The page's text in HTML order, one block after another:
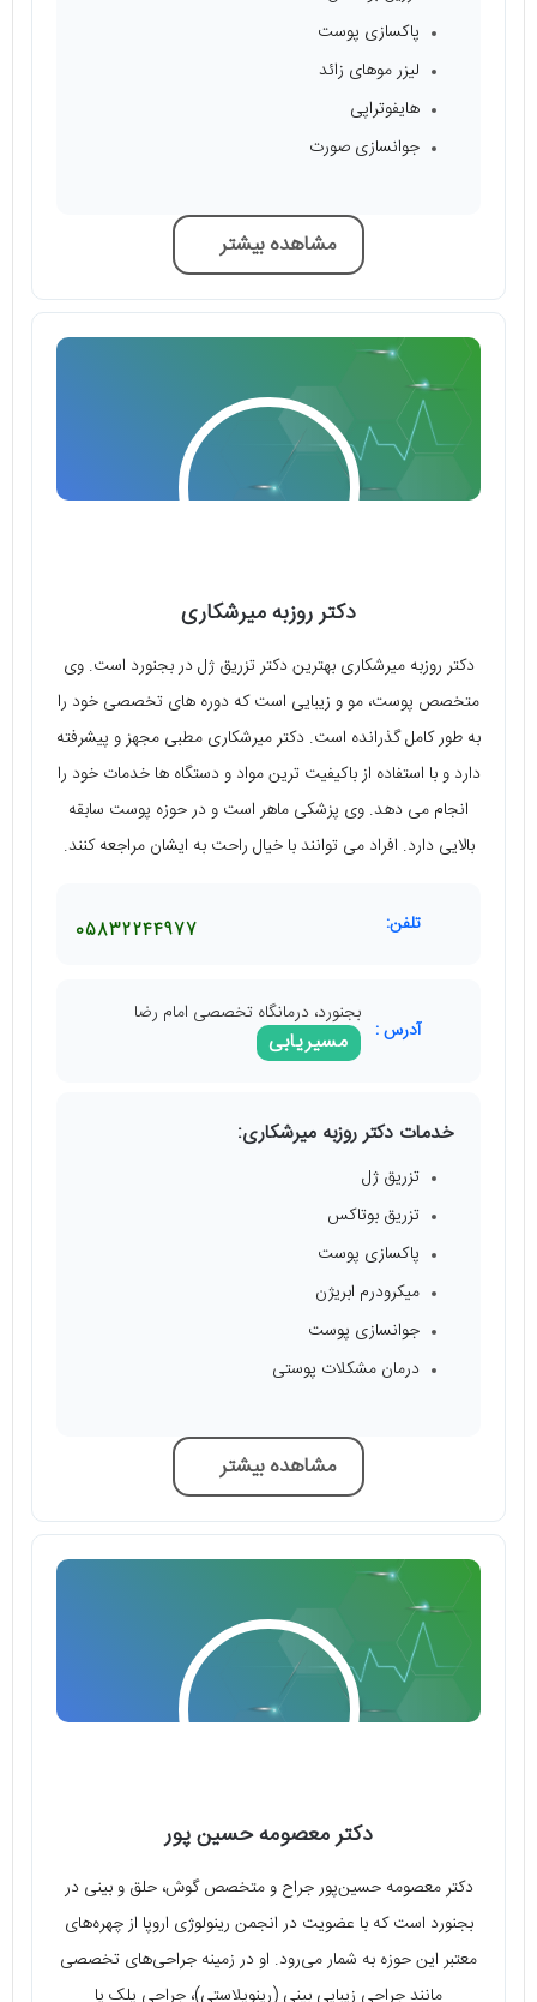
پاکسازی پوست
لیزر موهای زائد
هایفوتراپی
جوانسازی صورت
مشاهده بیشتر
دکتر روزبه میرشکاری
دکتر روزبه میرشکاری بهترین دکتر تزریق ژل در بجنورد است. وی
متخصص پوست، مو و زیبایی است که دوره های تخصصی خود را
به طور کامل گذرانده است. دکتر میرشکاری مطبی مجهز و پیشرفته
دارد و با استفاده از باکیفیت ترین مواد و دستگاه ها خدمات خود را
انجام می دهد. وی پزشکی ماهر است و در حوزه پوست سابقه
بالایی دارد. افراد می توانند با خیال راحت به ایشان مراجعه کنند.
تلفن: 05832244977
آدرس :
بجنورد، درمانگاه تخصصی امام رضا
مسیریابی
خدمات دکتر روزبه میرشکاری:
تزریق ژل
تزریق بوتاکس
پاکسازی پوست
میکرودرم ابریژن
جوانسازی پوست
درمان مشکلات پوستی
مشاهده بیشتر
دکتر معصومه حسین پور
دکتر معصومه حسین‌پور جراح و متخصص گوش، حلق و بینی در
بجنورد است که با عضویت در انجمن رینولوژی اروپا از چهره‌های
معتبر این حوزه به شمار می‌رود. او در زمینه جراحی‌های تخصصی
مانند جراحی زیبایی بینی (رینوپلاستی)، جراحی پلک یا